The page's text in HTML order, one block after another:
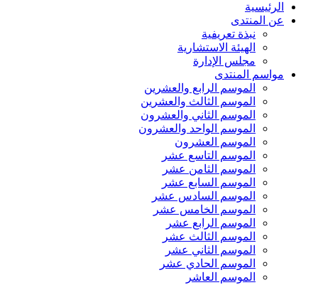
الرئيسية
عن المنتدى
نبذة تعريفية
الهيئة الاستشارية
مجلس الإدارة
مواسم المنتدى
الموسم الرابع والعشرين
الموسم الثالث والعشرين
الموسم الثاني والعشرون
الموسم الواحد والعشرون
الموسم العشرون
الموسم التاسع عشر
الموسم الثامن عشر
الموسم السابع عشر
الموسم السادس عشر
الموسم الخامس عشر
الموسم الرابع عشر
الموسم الثالث عشر
الموسم الثاني عشر
الموسم الحادي عشر
الموسم العاشر